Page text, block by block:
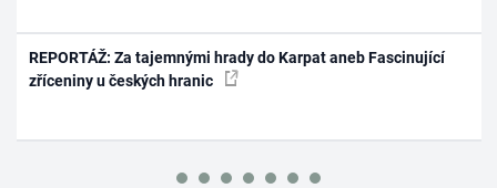
REPORTÁŽ: Za tajemnými hrady do Karpat aneb Fascinující
zříceniny u českých hranic